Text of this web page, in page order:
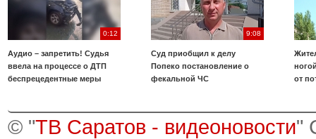
0:12
Аудио – запретить! Судья
ввела на процессе о ДТП
беспрецедентные меры
9:08
Суд приобщил к делу
Попеко постановление о
фекальной ЧС
от
© "ТВ Саратов - видеоновости"